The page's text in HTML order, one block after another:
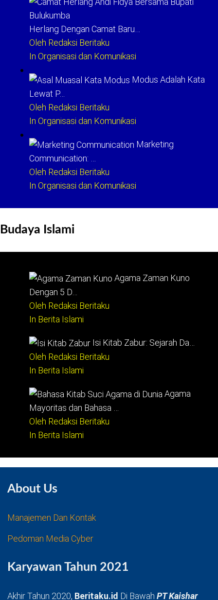
Herlang Dengan Camat Baru…
Oleh Redaksi Beritaku
In Organisasi dan Komunikasi
Modus Adalah Kata
Lewat P…
Oleh Redaksi Beritaku
In Organisasi dan Komunikasi
Marketing
Communication: …
Oleh Redaksi Beritaku
In Organisasi dan Komunikasi
Budaya Islami
Agama Zaman Kuno
Dengan 5 D…
Oleh Redaksi Beritaku
In Berita Islami
Isi Kitab Zabur: Sejarah Da…
Oleh Redaksi Beritaku
In Berita Islami
Agama
Mayoritas dan Bahasa …
Oleh Redaksi Beritaku
In Berita Islami
About Us
Manajemen Dan Kontak
Pedoman Media Cyber
Karyawan Tahun 2021
Akhir Tahun 2020, Beritaku.id Di Bawah PT Kaishar